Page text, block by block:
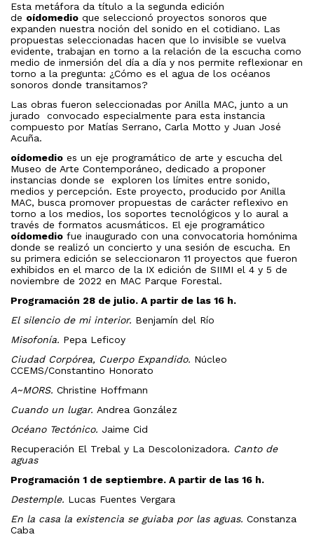
Esta metáfora da título a la segunda edición
de oídomedio que seleccionó proyectos sonoros que
expanden nuestra noción del sonido en el cotidiano. Las
propuestas seleccionadas hacen que lo invisible se vuelva
evidente, trabajan en torno a la relación de la escucha como
medio de inmersión del día a día y nos permite reflexionar en
torno a la pregunta: ¿Cómo es el agua de los océanos
sonoros donde transitamos?
Las obras fueron seleccionadas por Anilla MAC, junto a un
jurado convocado especialmente para esta instancia
compuesto por Matías Serrano, Carla Motto y Juan José
Acuña.
oídomedio es un eje programático de arte y escucha del
Museo de Arte Contemporáneo, dedicado a proponer
instancias donde se exploren los límites entre sonido,
medios y percepción. Este proyecto, producido por Anilla
MAC, busca promover propuestas de carácter reflexivo en
torno a los medios, los soportes tecnológicos y lo aural a
través de formatos acusmáticos. El eje programático
oídomedio fue inaugurado con una convocatoria homónima
donde se realizó un concierto y una sesión de escucha. En
su primera edición se seleccionaron 11 proyectos que fueron
exhibidos en el marco de la IX edición de SIIMI el 4 y 5 de
noviembre de 2022 en MAC Parque Forestal.
Programación 28 de julio. A partir de las 16 h.
El silencio de mi interior. Benjamín del Río
Misofonía. Pepa Leficoy
Ciudad Corpórea, Cuerpo Expandido. Núcleo
CCEMS/Constantino Honorato
A~MORS. Christine Hoffmann
Cuando un lugar. Andrea González
Océano Tectónico. Jaime Cid
Recuperación El Trebal y La Descolonizadora. Canto de
aguas
Programación 1 de septiembre. A partir de las 16 h.
Destemple. Lucas Fuentes Vergara
En la casa la existencia se guiaba por las aguas. Constanza
Caba